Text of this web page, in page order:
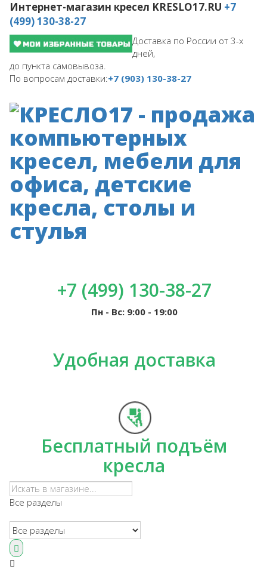
Интернет-магазин кресел KRESLO17.RU +7
(499) 130-38-27
Доставка по России от 3-х
дней,
до пункта самовывоза.
По вопросам доставки:+7 (903) 130-38-27
+7 (499) 130-38-27
Пн - Вс: 9:00 - 19:00
Удобная доставка
Бесплатный подъём
кресла
Все разделы